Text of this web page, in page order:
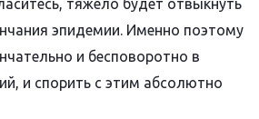
тяжело будет отвыкнуть
эпидемии. Именно поэтому
и бесповоротно в
и спорить с этим абсолютно